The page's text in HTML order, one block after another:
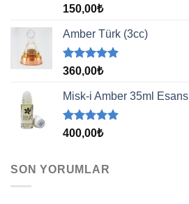
5 üzerinden
aldı
150,00₺
Amber Türk (3cc)
5 üzerinden
aldı
360,00₺
Misk-i Amber 35ml Esans
5 üzerinden
400,00₺
SON YORUMLAR